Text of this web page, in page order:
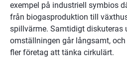
exempel på industriell symbios
från biogasproduktion till
spillvärme. Samtidigt diskuteras
omställningen går långsamt,
fler företag att tänka cirkulärt.